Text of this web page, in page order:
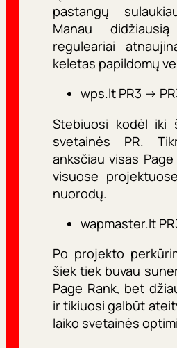
pastangų
Manau
reguleariai
keletas papildomų
wps.lt PR3 ->
Stebiuosi kodėl iki
svetainės PR.
anksčiau visas
visuose
nuorodų.
wapmaster.lt
Po projekto
šiek tiek buvau
Page Rank, bet
ir tikiuosi galbūt
laiko svetainės